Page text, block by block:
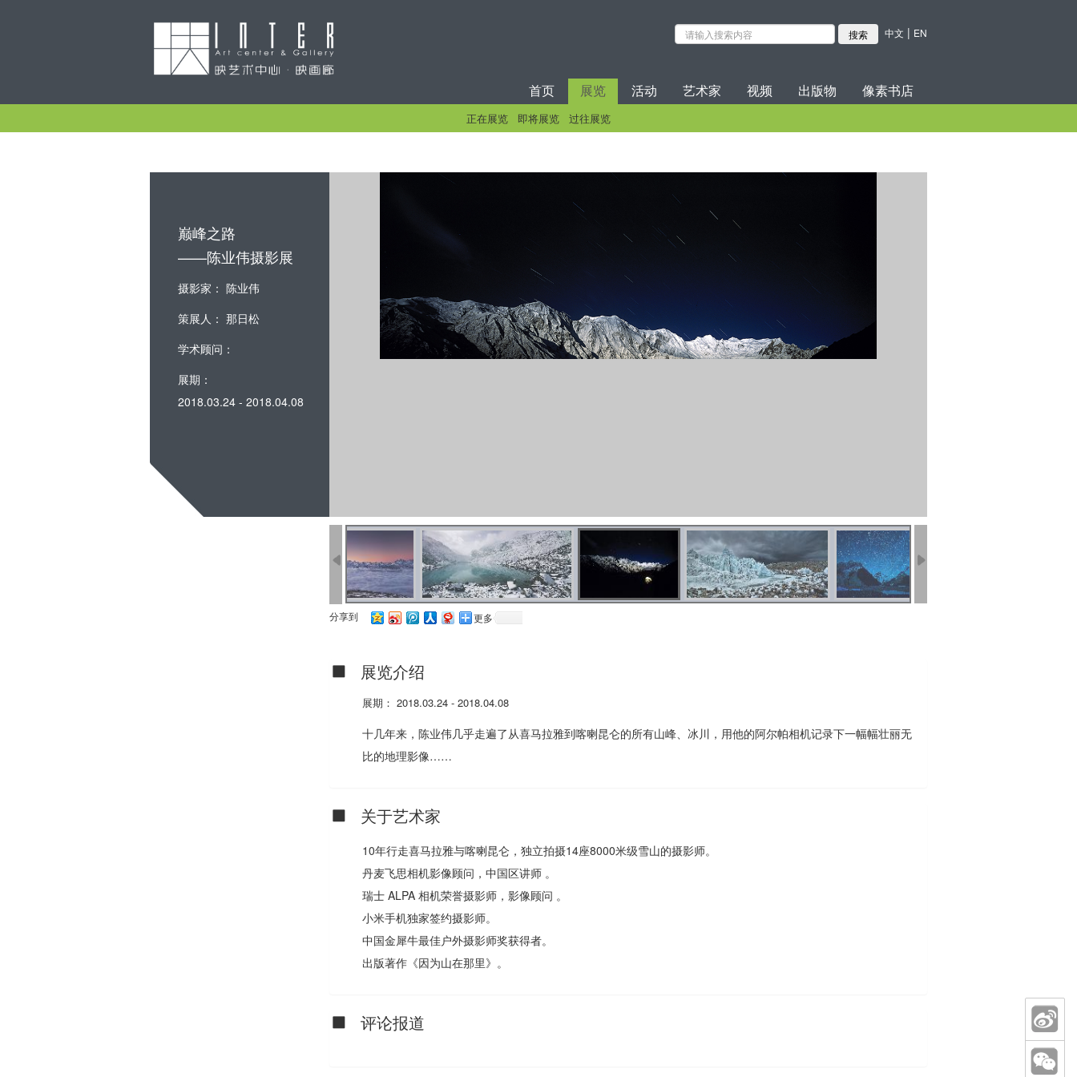
中文 | EN
首页 展览 活动 艺术家 视频 出版物 像素书店
正在展览 即将展览 过往展览
巅峰之路
——陈业伟摄影展
摄影家： 陈业伟
策展人： 那日松
学术顾问：
展期：
2018.03.24 - 2018.04.08
分享到 更多
展览介绍
展期： 2018.03.24 - 2018.04.08
十几年来，陈业伟几乎走遍了从喜马拉雅到喀喇昆仑的所有山峰、冰川，用他的阿尔帕相机记录下一幅幅壮丽无
比的地理影像……
关于艺术家
10年行走喜马拉雅与喀喇昆仑，独立拍摄14座8000米级雪山的摄影师。
丹麦飞思相机影像顾问，中国区讲师 。
瑞士 ALPA 相机荣誉摄影师，影像顾问 。
小米手机独家签约摄影师。
中国金犀牛最佳户外摄影师奖获得者。
出版著作《因为山在那里》。
评论报道